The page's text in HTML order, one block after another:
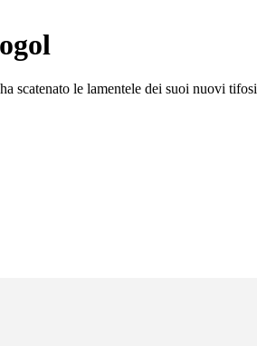
scatenato le lamentele dei suoi nuovi tifosi